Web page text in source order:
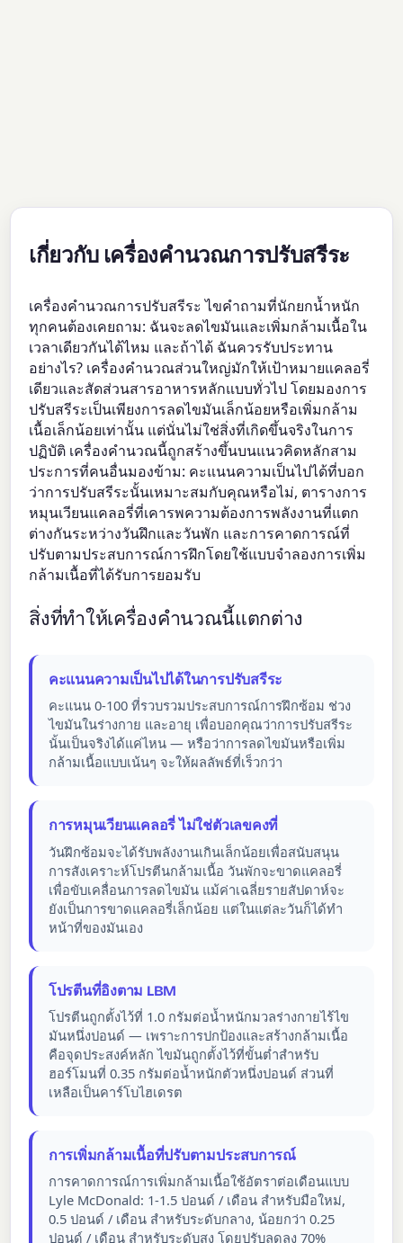
เกี่ยวกับ เครื่องคำนวณการปรับสรีระ
เครื่องคำนวณการปรับสรีระ ไขคำถามที่นักยกน้ำหนัก
ทุกคนต้องเคยถาม: ฉันจะลดไขมันและเพิ่มกล้ามเนื้อใน
เวลาเดียวกันได้ไหม และถ้าได้ ฉันควรรับประทาน
อย่างไร? เครื่องคำนวณส่วนใหญ่มักให้เป้าหมายแคลอรี่
เดียวและสัดส่วนสารอาหารหลักแบบทั่วไป โดยมองการ
ปรับสรีระเป็นเพียงการลดไขมันเล็กน้อยหรือเพิ่มกล้าม
เนื้อเล็กน้อยเท่านั้น แต่นั่นไม่ใช่สิ่งที่เกิดขึ้นจริงในการ
ปฏิบัติ เครื่องคำนวณนี้ถูกสร้างขึ้นบนแนวคิดหลักสาม
ประการที่คนอื่นมองข้าม: คะแนนความเป็นไปได้ที่บอก
ว่าการปรับสรีระนั้นเหมาะสมกับคุณหรือไม่, ตารางการ
หมุนเวียนแคลอรี่ที่เคารพความต้องการพลังงานที่แตก
ต่างกันระหว่างวันฝึกและวันพัก และการคาดการณ์ที่
ปรับตามประสบการณ์การฝึกโดยใช้แบบจำลองการเพิ่ม
กล้ามเนื้อที่ได้รับการยอมรับ
สิ่งที่ทำให้เครื่องคำนวณนี้แตกต่าง
คะแนนความเป็นไปได้ในการปรับสรีระ
คะแนน 0-100 ที่รวบรวมประสบการณ์การฝึกซ้อม ช่วง
ไขมันในร่างกาย และอายุ เพื่อบอกคุณว่าการปรับสรีระ
นั้นเป็นจริงได้แค่ไหน — หรือว่าการลดไขมันหรือเพิ่ม
กล้ามเนื้อแบบเน้นๆ จะให้ผลลัพธ์ที่เร็วกว่า
การหมุนเวียนแคลอรี่ ไม่ใช่ตัวเลขคงที่
วันฝึกซ้อมจะได้รับพลังงานเกินเล็กน้อยเพื่อสนับสนุน
การสังเคราะห์โปรตีนกล้ามเนื้อ วันพักจะขาดแคลอรี่
เพื่อขับเคลื่อนการลดไขมัน แม้ค่าเฉลี่ยรายสัปดาห์จะ
ยังเป็นการขาดแคลอรี่เล็กน้อย แต่ในแต่ละวันก็ได้ทำ
หน้าที่ของมันเอง
โปรตีนที่อิงตาม LBM
โปรตีนถูกตั้งไว้ที่ 1.0 กรัมต่อน้ำหนักมวลร่างกายไร้ไข
มันหนึ่งปอนด์ — เพราะการปกป้องและสร้างกล้ามเนื้อ
คือจุดประสงค์หลัก ไขมันถูกตั้งไว้ที่ขั้นต่ำสำหรับ
ฮอร์โมนที่ 0.35 กรัมต่อน้ำหนักตัวหนึ่งปอนด์ ส่วนที่
เหลือเป็นคาร์โบไฮเดรต
การเพิ่มกล้ามเนื้อที่ปรับตามประสบการณ์
การคาดการณ์การเพิ่มกล้ามเนื้อใช้อัตราต่อเดือนแบบ
Lyle McDonald: 1-1.5 ปอนด์ / เดือน สำหรับมือใหม่,
0.5 ปอนด์ / เดือน สำหรับระดับกลาง, น้อยกว่า 0.25
ปอนด์ / เดือน สำหรับระดับสูง โดยปรับลดลง 70%